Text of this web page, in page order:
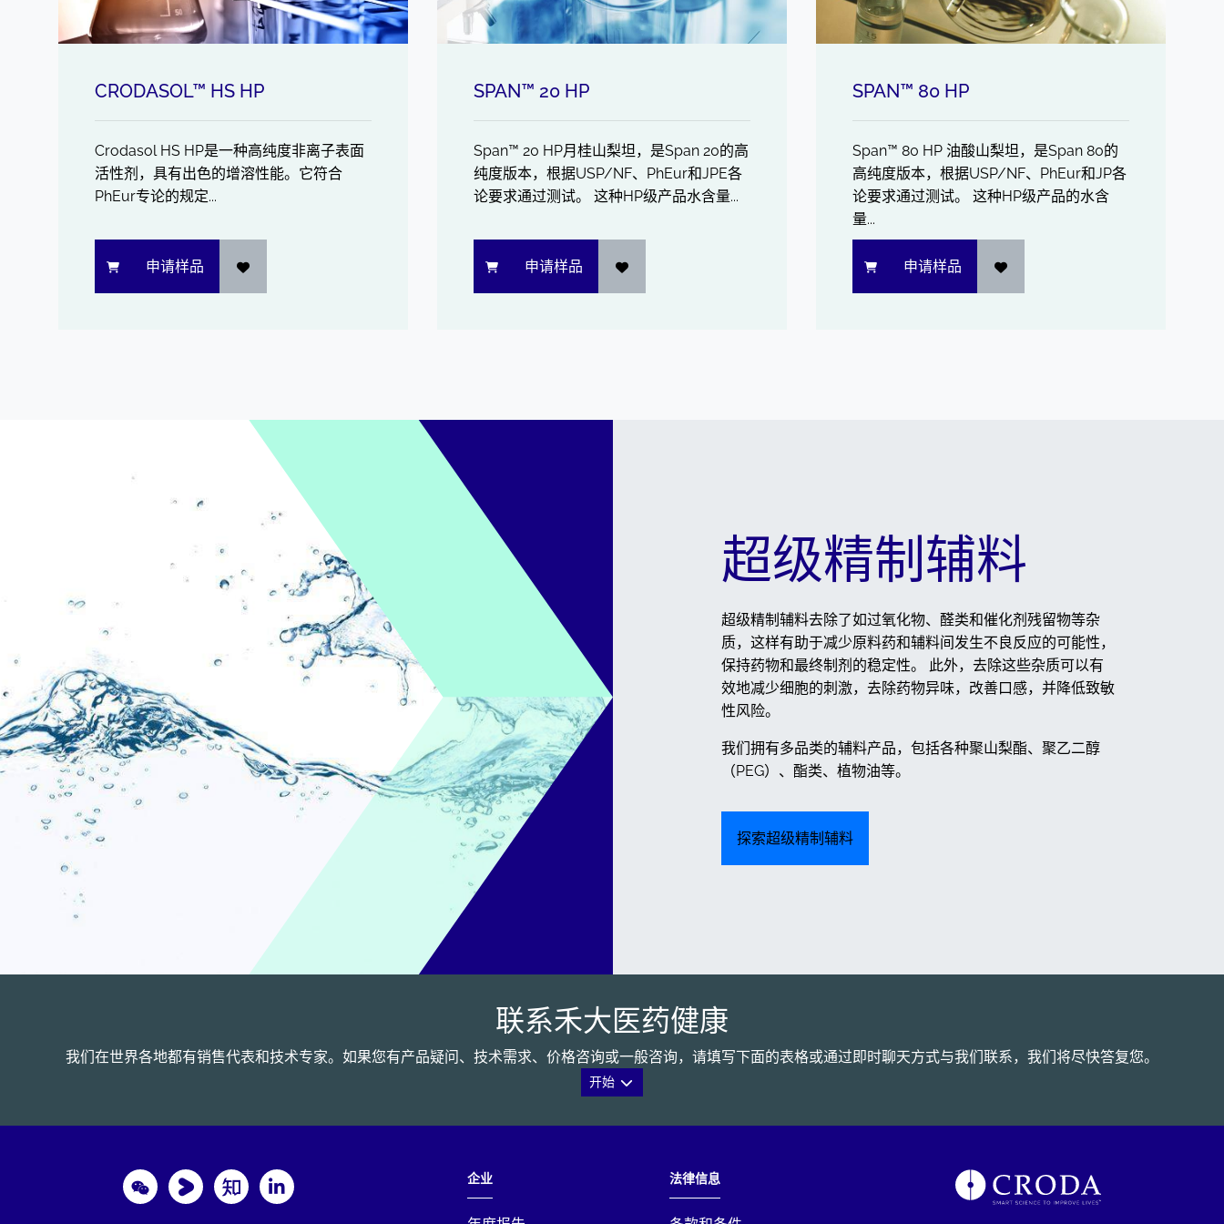
CRODASOL™ HS HP
Crodasol HS HP是一种高纯度非离子表面
活性剂，具有出色的增溶性能。它符合
PhEur专论的规定...
申请样品
SPAN™ 20 HP
Span™ 20 HP月桂山梨坦，是Span 20的高
纯度版本，根据USP/NF、PhEur和JPE各
论要求通过测试。 这种HP级产品水含量...
申请样品
SPAN™ 80 HP
Span™ 80 HP 油酸山梨坦，是Span 80的
高纯度版本，根据USP/NF、PhEur和JP各
论要求通过测试。 这种HP级产品的水含
量...
申请样品
超级精制辅料
超级精制辅料去除了如过氧化物、醛类和催化剂残留物等杂
质，这样有助于减少原料药和辅料间发生不良反应的可能性，
保持药物和最终制剂的稳定性。 此外，去除这些杂质可以有
效地减少细胞的刺激，去除药物异味，改善口感，并降低致敏
性风险。
我们拥有多品类的辅料产品，包括各种聚山梨酯、聚乙二醇
（PEG）、酯类、植物油等。
探索超级精制辅料
联系禾大医药健康
我们在世界各地都有销售代表和技术专家。如果您有产品疑问、技术需求、价格咨询或一般咨询，请填写下面的表格或通过即时聊天方式与我们联系，我们将尽快答复您。
开始
WechatYoukuZhihu LinkedIn
企业 法律信息